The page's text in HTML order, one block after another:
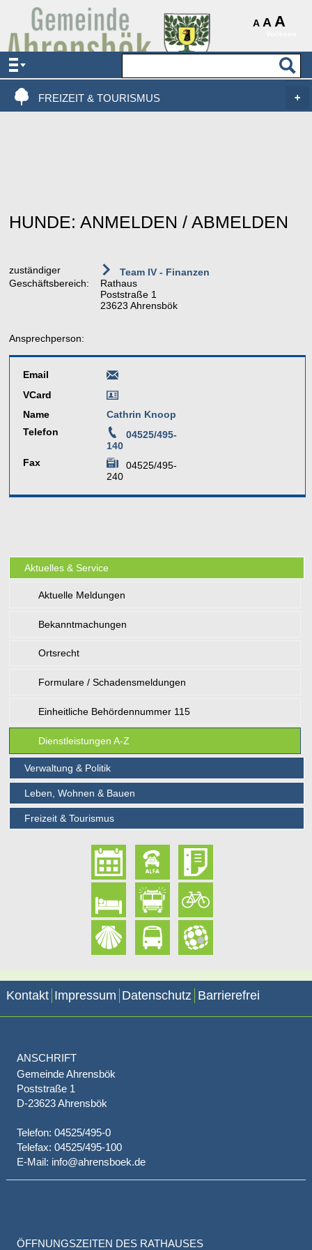
A A A
AKTUELLES & SERVICE
VERWALTUNG & POLITIK
FREIZEIT & TOURISMUS
HUNDE: ANMELDEN / ABMELDEN
zuständiger
Geschäftsbereich:
Team IV - Finanzen
Rathaus
Poststraße 1
23623 Ahrensbök
Ansprechperson:
Email
VCard
Name
Cathrin Knoop
Telefon
04525/495-
140
Fax
04525/495-
240
Aktuelles & Service
Aktuelle Meldungen
Bekanntmachungen
Ortsrecht
Formulare / Schadensmeldungen
Einheitliche Behördennummer 115
Dienstleistungen A-Z
Verwaltung & Politik
Leben, Wohnen & Bauen
Freizeit & Tourismus
Kontakt Impressum Datenschutz Barrierefrei
ANSCHRIFT
Gemeinde Ahrensbök
Poststraße 1
D-23623 Ahrensbök
Telefon: 04525/495-0
Telefax: 04525/495-100
E-Mail: info@ahrensboek.de
ÖFFNUNGSZEITEN DES RATHAUSES